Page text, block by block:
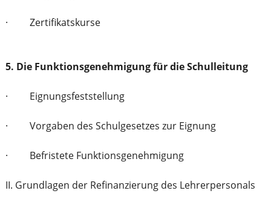
· Zertifikatskurse
5. Die Funktionsgenehmigung für die Schulleitung
· Eignungsfeststellung
· Vorgaben des Schulgesetzes zur Eignung
· Befristete Funktionsgenehmigung
II. Grundlagen der Refinanzierung des Lehrerpersonals